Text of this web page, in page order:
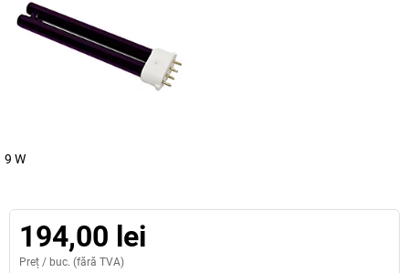
9 W
194,00 lei
Preț / buc. (fără TVA)